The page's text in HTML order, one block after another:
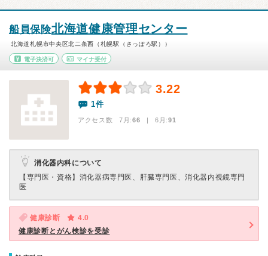
船員保険北海道健康管理センター
北海道札幌市中央区北二条西（札幌駅（さっぽろ駅））
電子決済可 マイナ受付
3.22
1件
アクセス数 7月:66 | 6月:91
消化器内科について
【専門医・資格】 消化器病専門医、肝臓専門医、消化器内視鏡専門
医
健康診断
4.0
健康診断とがん検診を受診